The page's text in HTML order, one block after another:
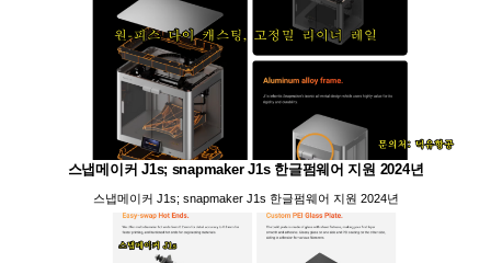
스냅메이커 J1s; snapmaker J1s 한글펌웨어 지원 2024년
스냅메이커 J1s; snapmaker J1s 한글펌웨어 지원 2024년